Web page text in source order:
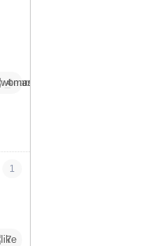
4
1
7